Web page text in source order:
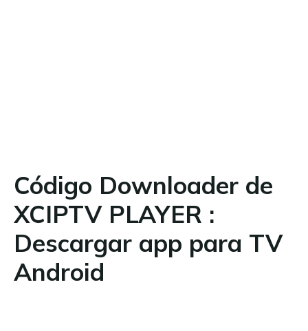
Código Downloader de
XCIPTV PLAYER :
Descargar app para TV
Android